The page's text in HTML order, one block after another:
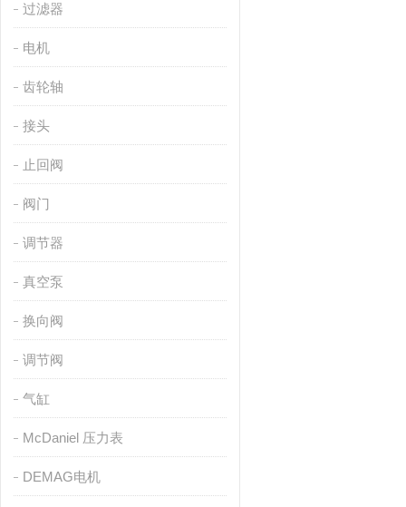
过滤器
电机
齿轮轴
接头
止回阀
阀门
调节器
真空泵
换向阀
调节阀
气缸
McDaniel 压力表
DEMAG电机